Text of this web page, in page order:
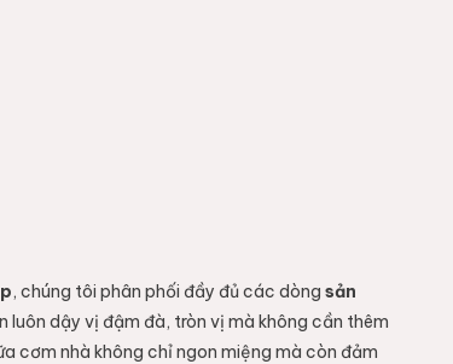
, chúng tôi phân phối đầy đủ các dòng sản
dậy vị đậm đà, tròn vị mà không cần thêm
cơm nhà không chỉ ngon miệng mà còn đảm